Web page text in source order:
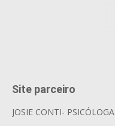
Site parceiro
JOSIE CONTI- PSICÓLOGA